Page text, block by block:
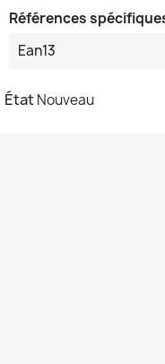
Références
Ean13
ÉtatNouveau